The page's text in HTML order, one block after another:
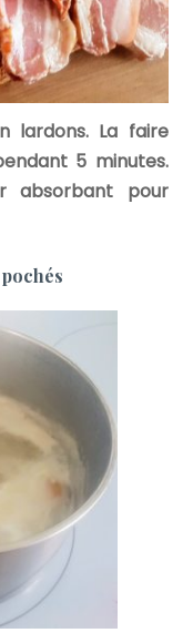
lardons. La faire
5 minutes.
absorbant pour